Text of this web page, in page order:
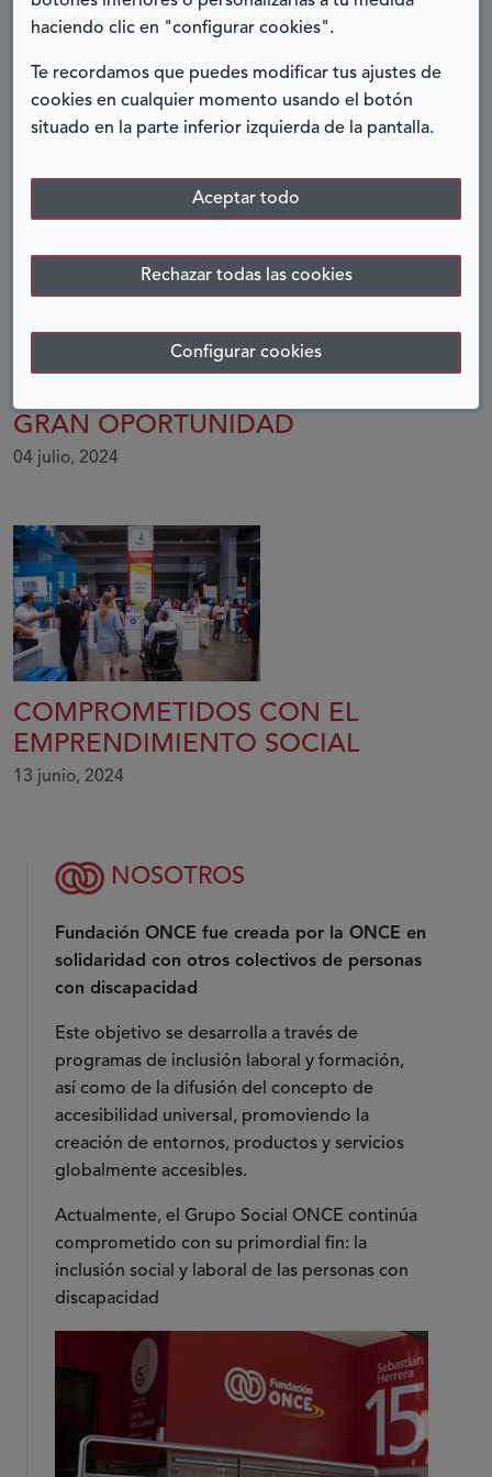
haciendo clic en "configurar cookies".
Te recordamos que puedes modificar tus ajustes de
cookies en cualquier momento usando el botón
situado en la parte inferior izquierda de la pantalla.
Aceptar todo
Rechazar todas las cookies
Configurar cookies
CUANDO EMPRENDER TAMBIÉN
ES CUIDAR: MI CAMINO HACIA LA
CLÍNICA CORA SIERRA
23 diciembre, 2025
GRAN OPORTUNIDAD
04 julio, 2024
COMPROMETIDOS CON EL
EMPRENDIMIENTO SOCIAL
13 junio, 2024
NOSOTROS
Fundación ONCE fue creada por la ONCE en
solidaridad con otros colectivos de personas
con discapacidad
Este objetivo se desarrolla a través de
programas de inclusión laboral y formación,
así como de la difusión del concepto de
accesibilidad universal, promoviendo la
creación de entornos, productos y servicios
globalmente accesibles.
Actualmente, el Grupo Social ONCE continúa
comprometido con su primordial fin: la
inclusión social y laboral de las personas con
discapacidad